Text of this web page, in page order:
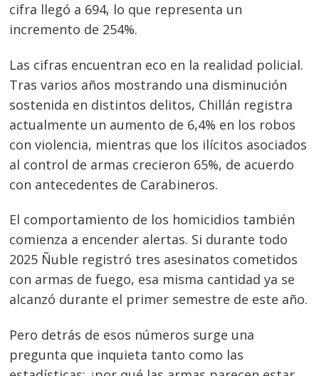
cifra llegó a 694, lo que representa un
incremento de 254%.
Las cifras encuentran eco en la realidad policial.
Tras varios años mostrando una disminución
sostenida en distintos delitos, Chillán registra
actualmente un aumento de 6,4% en los robos
con violencia, mientras que los ilícitos asociados
al control de armas crecieron 65%, de acuerdo
con antecedentes de Carabineros.
El comportamiento de los homicidios también
comienza a encender alertas. Si durante todo
2025 Ñuble registró tres asesinatos cometidos
con armas de fuego, esa misma cantidad ya se
alcanzó durante el primer semestre de este año.
Pero detrás de esos números surge una
pregunta que inquieta tanto como las